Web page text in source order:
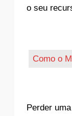
o seu
Como o
Perder